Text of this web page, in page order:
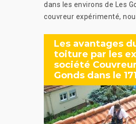
dans les environs de Les
couvreur expérimenté,
Les avantages
toiture par les
société
Gonds dans le